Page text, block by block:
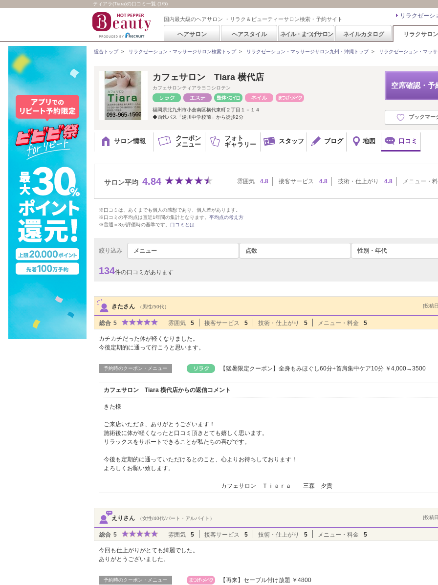
ティアラ(Tiara)の口コミ一覧 (1/5)
国内最大級のヘアサロン ・リラク＆ビューティーサロン検索・予約サイト リラクゼーシ
ヘアサロン ヘアスタイル ネイル・まつげサロン ネイルカタログ リラクサロン
総合トップ> リラクゼーション・マッサージサロン検索トップ> リラクゼーション・マッサージサロン九州・沖縄トップ> リラクゼーション・マッ
空席確認・予
ブックマー
カフェサロン Tiara 横代店
カフェサロンティアラヨコシロテン
福岡県北九州市小倉南区横代東町２丁目１－１４
◆西鉄バス「湯川中学校前」から徒歩2分
サロン情報
クーポン
メニュー
フォト
ギャラリー
スタッフ ブログ 地図 口コミ
サロン平均 4.84 雰囲気 4.8 接客サービス 4.8 技術・仕上がり 4.8 メニュー・
※口コミは、あくまでも個人の感想であり、個人差があります。
※口コミの平均点は直近1年間の集計となります。 平均点の考え方
※普通＝3が評価時の基準です。 口コミとは
絞り込み メニュー 点数 性別・年代
134件の口コミがあります
サロンPick Up
きたさん
（男性/50代） [投稿
総合 5 雰囲気 5 接客サービス 5 技術・仕上がり 5 メニュー・料金 5
カチカチだった体が軽くなりました。
今後定期的に通って行こうと思います。
予約時のクーポン・メニュー 【猛暑限定クーポン】全身もみほぐし60分+首肩集中ケア10分 ￥4,000→3500
カフェサロン Tiara 横代店からの返信コメント
きた様
ご来店いただき、ありがとうございます！
施術後に体が軽くなったと口コミ頂きとても嬉しく思います。
リラックスをサポートできることが私たちの喜びです。
今後も定期的に通っていただけるとのこと、心よりお待ちしております！
よろしくお願い致します。
カフェサロン Ｔｉａｒａ 三森 夕貴
えりさん （女性/40代/パート・アルバイト） [投稿
総合 5 雰囲気 5 接客サービス 5 技術・仕上がり 5 メニュー・料金 5
今回も仕上がりがとても綺麗でした。
ありがとうございました。
予約時のクーポン・メニュー 【再来】セーブル付け放題 ￥4800